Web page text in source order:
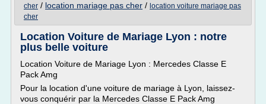
cher / location mariage pas cher / location voiture mariage pas
cher
Location Voiture de Mariage Lyon : notre
plus belle voiture
Location Voiture de Mariage Lyon : Mercedes Classe E
Pack Amg
Pour la location d'une voiture de mariage à Lyon, laissez-
vous conquérir par la Mercedes Classe E Pack Amg